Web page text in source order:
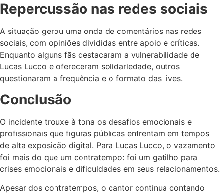
Repercussão nas redes sociais
A situação gerou uma onda de comentários nas redes
sociais, com opiniões divididas entre apoio e críticas.
Enquanto alguns fãs destacaram a vulnerabilidade de
Lucas Lucco e ofereceram solidariedade, outros
questionaram a frequência e o formato das lives.
Conclusão
O incidente trouxe à tona os desafios emocionais e
profissionais que figuras públicas enfrentam em tempos
de alta exposição digital. Para Lucas Lucco, o vazamento
foi mais do que um contratempo: foi um gatilho para
crises emocionais e dificuldades em seus relacionamentos.
Apesar dos contratempos, o cantor continua contando